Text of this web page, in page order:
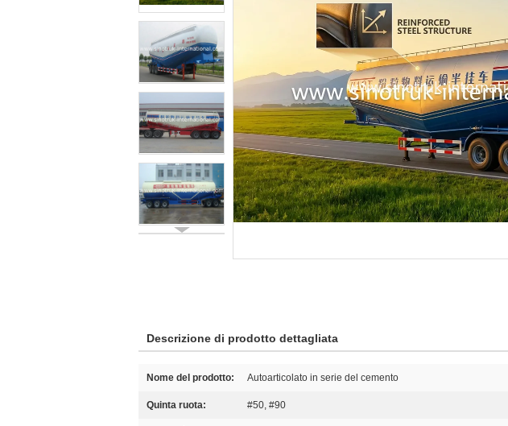
Descrizione di prodotto dettagliata
Nome del prodotto: Autoarticolato in serie del cemento
Quinta ruota: #50, #90